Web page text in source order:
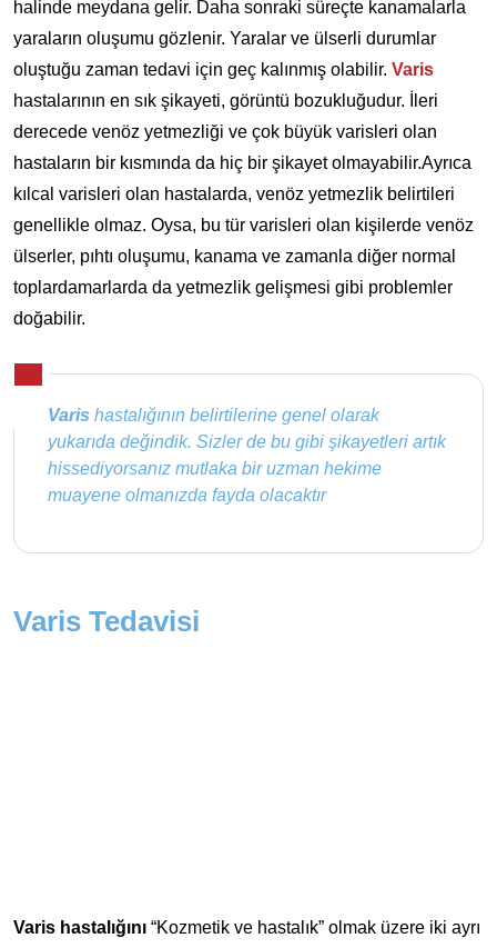
halinde meydana gelir. Daha sonraki süreçte kanamalarla
yaraların oluşumu gözlenir. Yaralar ve ülserli durumlar
oluştuğu zaman tedavi için geç kalınmış olabilir. Varis
hastalarının en sık şikayeti, görüntü bozukluğudur. İleri
derecede venöz yetmezliği ve çok büyük varisleri olan
hastaların bir kısmında da hiç bir şikayet olmayabilir.Ayrıca
kılcal varisleri olan hastalarda, venöz yetmezlik belirtileri
genellikle olmaz. Oysa, bu tür varisleri olan kişilerde venöz
ülserler, pıhtı oluşumu, kanama ve zamanla diğer normal
toplardamarlarda da yetmezlik gelişmesi gibi problemler
doğabilir.
Varis hastalığının belirtilerine genel olarak
yukarıda değindik. Sizler de bu gibi şikayetleri artık
hissediyorsanız mutlaka bir uzman hekime
muayene olmanızda fayda olacaktır
Varis Tedavisi
Varis hastalığını “Kozmetik ve hastalık” olmak üzere iki ayrı